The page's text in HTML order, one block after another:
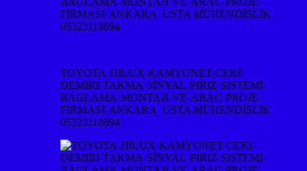
TOYOTA-HILUX-KAMYONET-CEKI-
DEMIRI-TAKMA-SİNYAL-PIRIZ-SISTEMI-
BAGLAMA-MONTAJI-VE-ARAC-PROJE-
FİRMASI-ANKARA USTA MÜHENDİSLİK
05323118894